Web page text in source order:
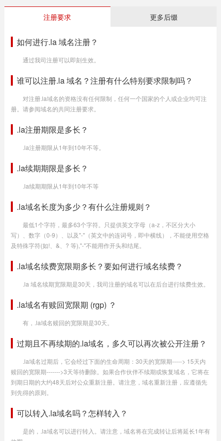
注册要求 更多后缀
如何进行.la 域名注册？
通过我司注册可以即刻生效。
谁可以注册.la 域名？注册有什么特别要求限制吗？
对注册.la域名的资格没有任何限制，任何一个国家的个人或企业均可注
册。请参阅域名的共同注册要求。
.la注册期限是多长？
.la注册期限从1年到10年不等。
.la续期期限是多长？
.la续期期限从1年到10年不等
.la域名长度为多少？有什么注册规则？
最低1个字符，最多63个字符。只提供英文字母（a-z，不区分大小
写）、数字（0-9）、以及"-"（英文中的连词号，即中横线），不能使用空格
及特殊字符(如!、&、? 等),"-"不能用作开头和结尾。
.la域名续费宽限期多长？要如何进行域名续费？
.la 域名续期宽限期是30天，我司注册的域名可以在后台进行续费生效。
.la域名有赎回宽限期 (rgp) ？
有，.la域名赎回的宽限期是30天。
过期且不再续期的.la域名，多久可以再次被公开注册？
.la域名过期后，它会经过下面的生命周期：30天的宽限期-----> 15天内
赎回的宽限期------->3天等待删除。如果合作伙伴不续期或恢复域名，它将在
到期日期的大约48天后对公众重新注册。请注意，域名重新注册，应遵循先
到先得的原则。
可以转入.la域名吗？怎样转入？
是的，.la域名可以进行转入。请注意，域名将在完成转让后将延长1年有